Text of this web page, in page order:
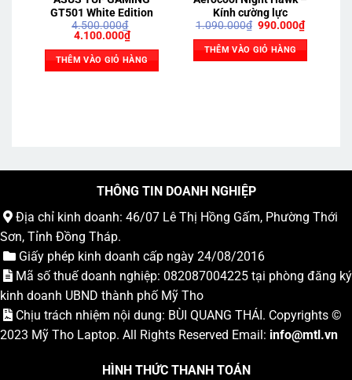
GT501 White Edition
4.500.000₫
Giá
là:
4.500.000₫.
4.100.000₫Giá
hiện
tại
là:
4.100.000₫.
THÊM VÀO GIỎ HÀNG
Kính cường lực
1.090.000₫ Giá
là:
1.090.000₫.
990.000₫Giá
hiện
THÊM VÀO GIỎ HÀNG
THÔNG TIN DOANH NGHIỆP
Địa chỉ kinh doanh: 46/07 Lê Thị Hồng Gấm, Phường Thới
Sơn, Tỉnh Đồng Tháp.
Giấy phép kinh doanh cấp ngày 24/08/2016
Mã số thuế doanh nghiệp: 082087004225 tại phòng đăng ký
kinh doanh UBND thành phố Mỹ Tho
Chịu trách nhiệm nội dung: BÙI QUANG THÁI. Copyrights ©
2023 Mỹ Tho Laptop. All Rights Reserved Email: info@mtl.vn
HÌNH THỨC THANH TOÁN